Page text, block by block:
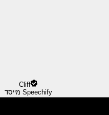
Cliff
מייסד Speechify